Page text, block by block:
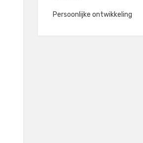
Persoonlijke ontwikkeling